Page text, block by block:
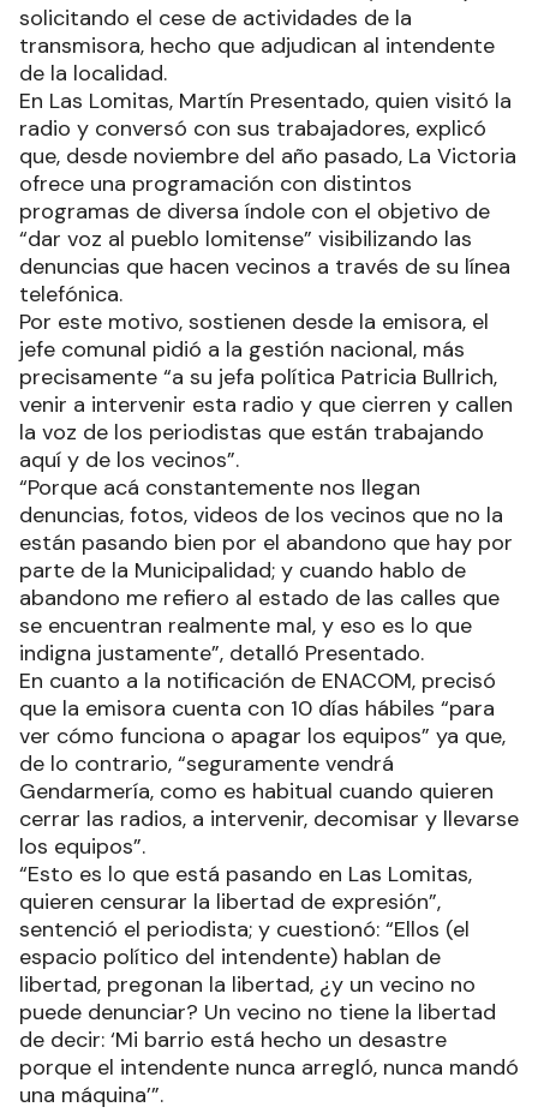
solicitando el cese de actividades de la
transmisora, hecho que adjudican al intendente
de la localidad.
En Las Lomitas, Martín Presentado, quien visitó la
radio y conversó con sus trabajadores, explicó
que, desde noviembre del año pasado, La Victoria
ofrece una programación con distintos
programas de diversa índole con el objetivo de
“dar voz al pueblo lomitense” visibilizando las
denuncias que hacen vecinos a través de su línea
telefónica.
Por este motivo, sostienen desde la emisora, el
jefe comunal pidió a la gestión nacional, más
precisamente “a su jefa política Patricia Bullrich,
venir a intervenir esta radio y que cierren y callen
la voz de los periodistas que están trabajando
aquí y de los vecinos”.
“Porque acá constantemente nos llegan
denuncias, fotos, videos de los vecinos que no la
están pasando bien por el abandono que hay por
parte de la Municipalidad; y cuando hablo de
abandono me refiero al estado de las calles que
se encuentran realmente mal, y eso es lo que
indigna justamente”, detalló Presentado.
En cuanto a la notificación de ENACOM, precisó
que la emisora cuenta con 10 días hábiles “para
ver cómo funciona o apagar los equipos” ya que,
de lo contrario, “seguramente vendrá
Gendarmería, como es habitual cuando quieren
cerrar las radios, a intervenir, decomisar y llevarse
los equipos”.
“Esto es lo que está pasando en Las Lomitas,
quieren censurar la libertad de expresión”,
sentenció el periodista; y cuestionó: “Ellos (el
espacio político del intendente) hablan de
libertad, pregonan la libertad, ¿y un vecino no
puede denunciar? Un vecino no tiene la libertad
de decir: ‘Mi barrio está hecho un desastre
porque el intendente nunca arregló, nunca mandó
una máquina’”.